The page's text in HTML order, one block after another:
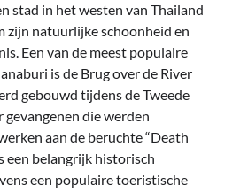
stad in het westen van Thailand
zijn natuurlijke schoonheid en
Een van de meest populaire
is de Brug over de River
gebouwd tijdens de Tweede
die werden
aan de beruchte “Death
een belangrijk historisch
een populaire toeristische